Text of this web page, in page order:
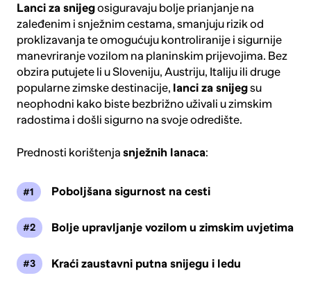
Lanci za snijegosiguravaju bolje prianjanje na
zaleđenim i snježnim cestama, smanjuju rizik od
proklizavanja te omogućuju kontroliranije i sigurnije
manevriranje vozilom na planinskim prijevojima. Bez
obzira putujete li u Sloveniju, Austriju, Italiju ili druge
popularne zimske destinacije, lanci za snijegsu
neophodni kako biste bezbrižno uživali u zimskim
radostima i došli sigurno na svoje odredište.
Prednosti korištenja snježnih lanaca:
Poboljšana sigurnost na cesti
Bolje upravljanje vozilom u zimskim uvjetima
Kraći zaustavni putna snijegu i ledu